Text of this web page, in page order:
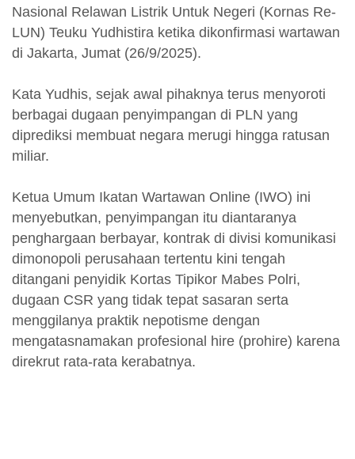
Nasional Relawan Listrik Untuk Negeri (Kornas Re-
LUN) Teuku Yudhistira ketika dikonfirmasi wartawan
di Jakarta, Jumat (26/9/2025).
Kata Yudhis, sejak awal pihaknya terus menyoroti
berbagai dugaan penyimpangan di PLN yang
diprediksi membuat negara merugi hingga ratusan
miliar.
Ketua Umum Ikatan Wartawan Online (IWO) ini
menyebutkan, penyimpangan itu diantaranya
penghargaan berbayar, kontrak di divisi komunikasi
dimonopoli perusahaan tertentu kini tengah
ditangani penyidik Kortas Tipikor Mabes Polri,
dugaan CSR yang tidak tepat sasaran serta
menggilanya praktik nepotisme dengan
mengatasnamakan profesional hire (prohire) karena
direkrut rata-rata kerabatnya.